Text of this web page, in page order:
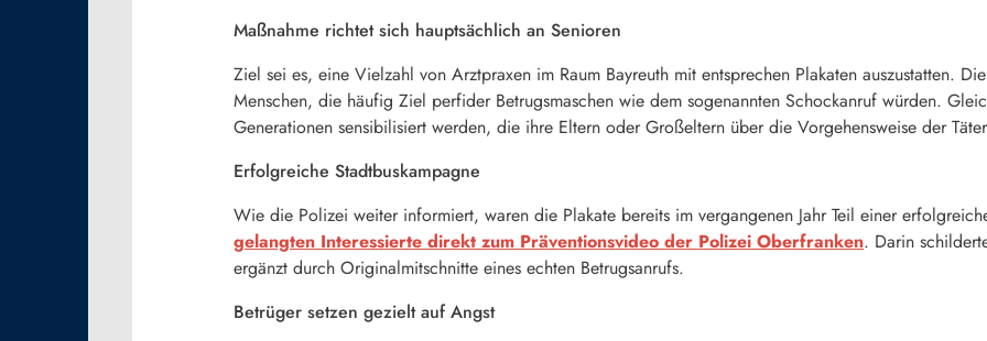
Maßnahme richtet sich hauptsächlich an Senioren
Ziel sei es, eine Vielzahl von Arztpraxen im Raum Bayreuth mit entsprechen Plakaten auszustatten.
Menschen, die häufig Ziel perfider Betrugsmaschen wie dem sogenannten Schockanruf würden.
Generationen sensibilisiert werden, die ihre Eltern oder Großeltern über die Vorgehensweise der
Erfolgreiche Stadtbuskampagne
Wie die Polizei weiter informiert, waren die Plakate bereits im vergangenen Jahr Teil einer
gelangten Interessierte direkt zum Präventionsvideo der Polizei Oberfranken. Darin
ergänzt durch Originalmitschnitte eines echten Betrugsanrufs.
Betrüger setzen gezielt auf Angst